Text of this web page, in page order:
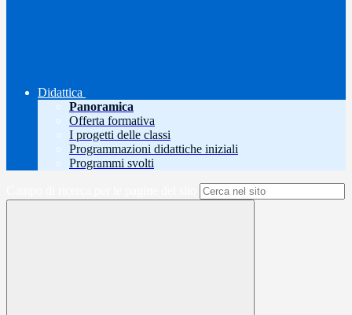
Didattica
Panoramica
Offerta formativa
I progetti delle classi
Programmazioni didattiche iniziali
Programmi svolti